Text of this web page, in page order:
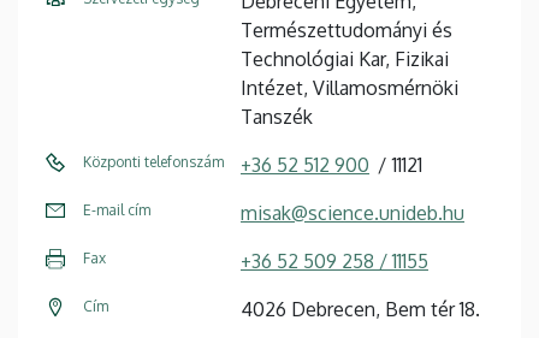
Természettudományi és
Technológiai Kar, Fizikai
Intézet, Villamosmérnöki
Tanszék
Központi telefonszám +36 52 512 900 11121
E-mail cím misak@science.unideb.hu
Fax +36 52 509 258 / 11155
Cím 4026 Debrecen, Bem tér 18.